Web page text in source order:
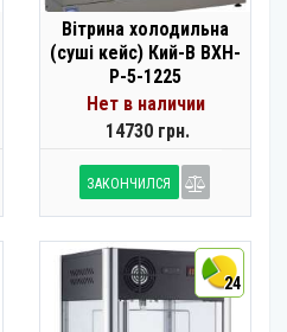
Вітрина холодильна
(суші кейс) Кий-В ВХН-
Р-5-1225
Нет в наличии
14730 грн.
ЗАКОНЧИЛСЯ
24